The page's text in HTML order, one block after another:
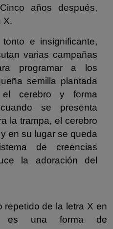
años después,
X.
e insignificante,
varias campañas
programar a los
semilla plantada
cerebro y forma
se presenta
la trampa, el cerebro
en su lugar se queda
de creencias
la adoración del
repetido de la letra X en
es una forma de